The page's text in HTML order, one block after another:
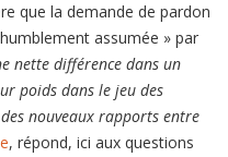
que la demande de pardon
assumée » par
nette différence dans un
poids dans le jeu des
nouveaux rapports entre
, répond, ici aux questions